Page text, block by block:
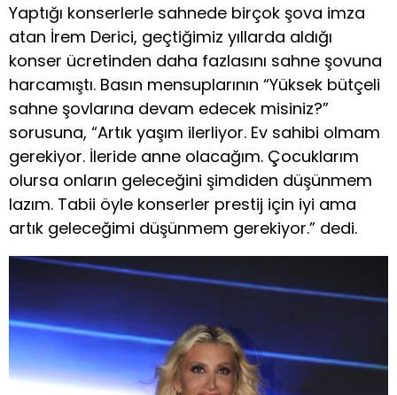
Yaptığı konserlerle sahnede birçok şova imza
atan İrem Derici, geçtiğimiz yıllarda aldığı
konser ücretinden daha fazlasını sahne şovuna
harcamıştı. Basın mensuplarının “Yüksek bütçeli
sahne şovlarına devam edecek misiniz?”
sorusuna, “Artık yaşım ilerliyor. Ev sahibi olmam
gerekiyor. İleride anne olacağım. Çocuklarım
olursa onların geleceğini şimdiden düşünmem
lazım. Tabii öyle konserler prestij için iyi ama
artık geleceğimi düşünmem gerekiyor.” dedi.